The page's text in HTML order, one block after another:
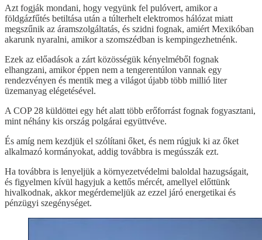
Azt fogják mondani, hogy vegyünk fel pulóvert, amikor a
földgázfűtés betiltása után a túlterhelt elektromos hálózat miatt
megszűnik az áramszolgáltatás, és szidni fognak, amiért Mexikóban
akarunk nyaralni, amikor a szomszédban is kempingezhetnénk.
Ezek az előadások a zárt közösségük kényelméből fognak
elhangzani, amikor éppen nem a tengerentúlon vannak egy
rendezvényen és mentik meg a világot újabb több millió liter
üzemanyag elégetésével.
A COP 28 küldöttei egy hét alatt több erőforrást fognak fogyasztani,
mint néhány kis ország polgárai együttvéve.
És amíg nem kezdjük el szólítani őket, és nem rúgjuk ki az őket
alkalmazó kormányokat, addig továbbra is megússzák ezt.
Ha továbbra is lenyeljük a környezetvédelmi baloldal hazugságait,
és figyelmen kívül hagyjuk a kettős mércét, amellyel előttünk
hivalkodnak, akkor megérdemeljük az ezzel járó energetikai és
pénzügyi szegénységet.